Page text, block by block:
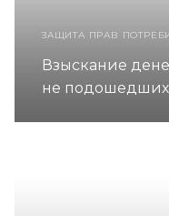
ЗАЩИТА ПРАВ
Взыскание
не подошедших